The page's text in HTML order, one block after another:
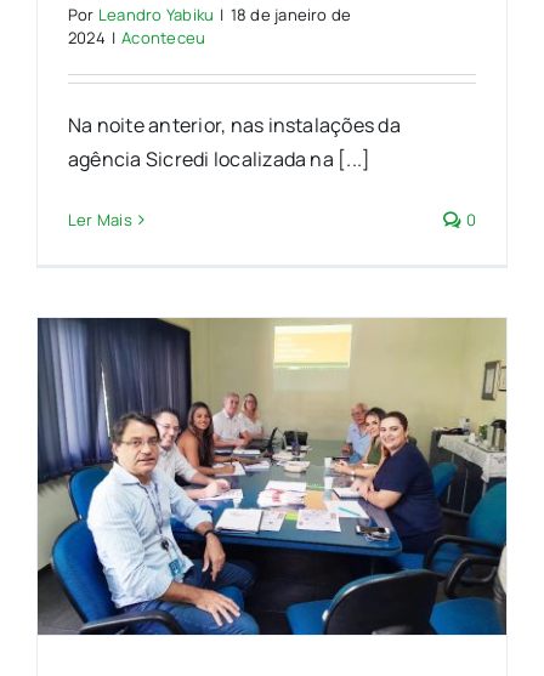
Por Leandro Yabiku | 18 de janeiro de
2024 | Aconteceu
Na noite anterior, nas instalações da
agência Sicredi localizada na [...]
Ler Mais 0